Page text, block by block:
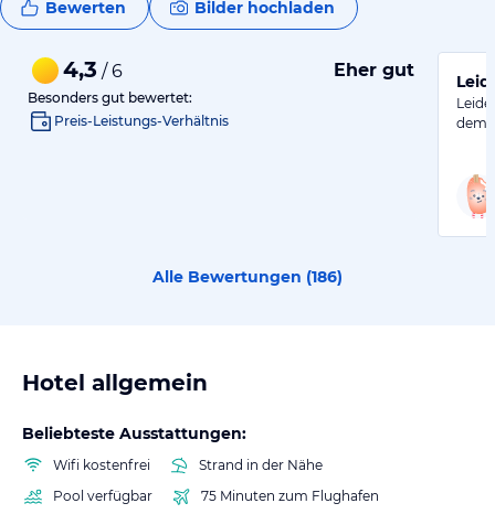
Bewerten Bilder hochladen
4,3 / 6 Eher gut
Besonders gut bewertet:
Preis-Leistungs-Verhältnis
dem
Alle Bewertungen (186)
Hotel allgemein
Beliebteste Ausstattungen:
Wifi kostenfrei
Strand in der Nähe
Pool verfügbar
75 Minuten zum Flughafen